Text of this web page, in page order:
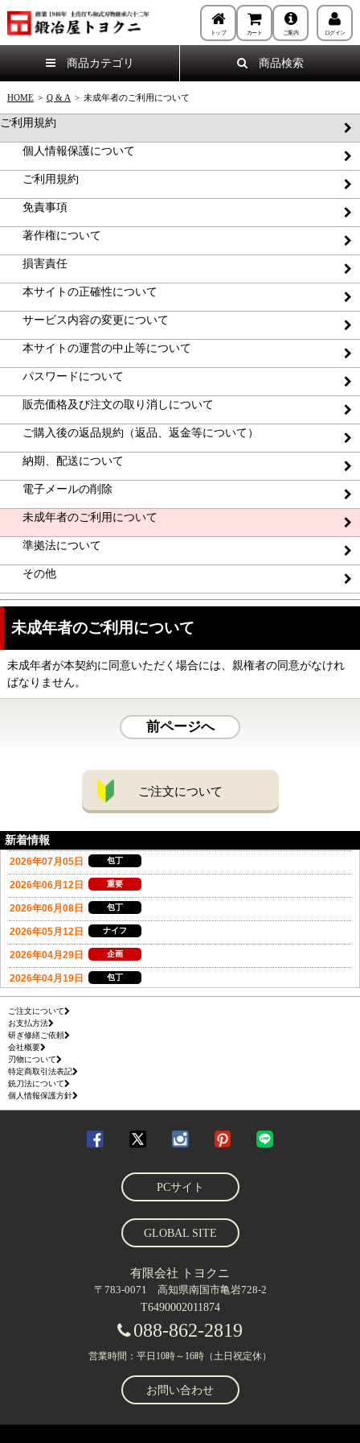
トップ カート ご案内 ログイン
商品カテゴリ 商品検索
HOME > Q & A > 未成年者のご利用について
ご利用規約
個人情報保護について
ご利用規約
免責事項
著作権について
損害責任
本サイトの正確性について
サービス内容の変更について
本サイトの運営の中止等について
パスワードについて
販売価格及び注文の取り消しについて
ご購入後の返品規約（返品、返金等について）
納期、配送について
電子メールの削除
未成年者のご利用について
準拠法について
その他
未成年者のご利用について
未成年者が本契約に同意いただく場合には、親権者の同意がなけれ
ばなりません。
前ページへ
ご注文について
新着情報
ご注文について
お支払方法
研ぎ修繕ご依頼
会社概要
刃物について
特定商取引法表記
銃刀法について
個人情報保護方針
PCサイト
GLOBAL SITE
有限会社 トヨクニ
〒783-0071 高知県南国市亀岩728-2
T6490002011874
088-862-2819
営業時間：平日10時～16時（土日祝定休）
お問い合わせ